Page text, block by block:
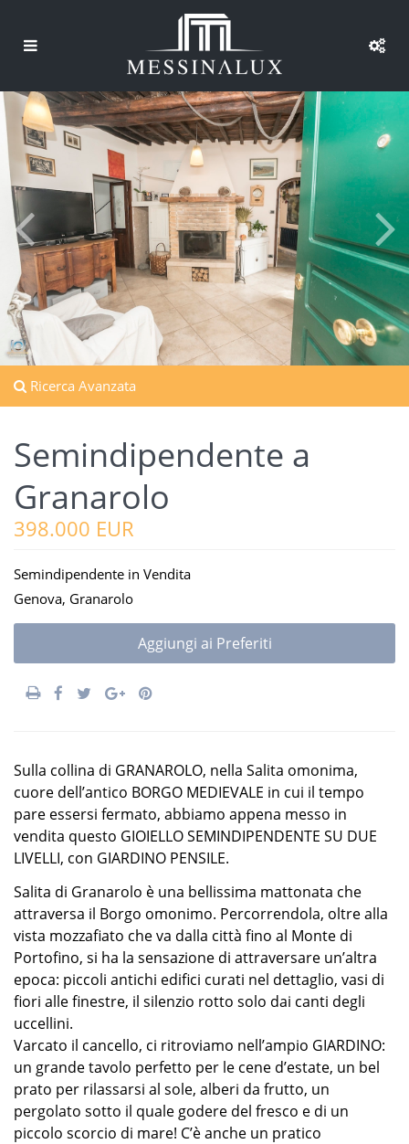
Ricerca Avanzata
Semindipendente a
Granarolo
398.000 EUR
Semindipendente in Vendita
Genova, Granarolo
Aggiungi ai Preferiti
Sulla collina di GRANAROLO, nella Salita omonima,
cuore dell’antico BORGO MEDIEVALE in cui il tempo
pare essersi fermato, abbiamo appena messo in
vendita questo GIOIELLO SEMINDIPENDENTE SU DUE
LIVELLI, con GIARDINO PENSILE.
Salita di Granarolo è una bellissima mattonata che
attraversa il Borgo omonimo. Percorrendola, oltre alla
vista mozzafiato che va dalla città fino al Monte di
Portofino, si ha la sensazione di attraversare un’altra
epoca: piccoli antichi edifici curati nel dettaglio, vasi di
fiori alle finestre, il silenzio rotto solo dai canti degli
uccellini.
Varcato il cancello, ci ritroviamo nell’ampio GIARDINO:
un grande tavolo perfetto per le cene d’estate, un bel
prato per rilassarsi al sole, alberi da frutto, un
pergolato sotto il quale godere del fresco e di un
piccolo scorcio di mare! C’è anche un pratico